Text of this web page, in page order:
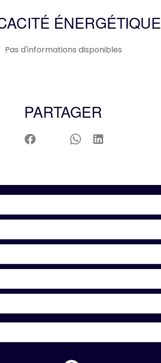
ÉNERGÉTIQUE
Pas d'informations disponibles
PARTAGER